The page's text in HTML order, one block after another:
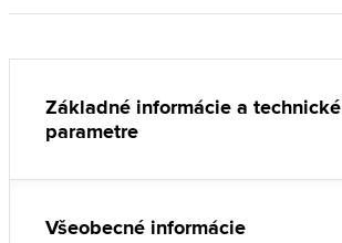
Základné informácie a technické
parametre
Všeobecné informácie